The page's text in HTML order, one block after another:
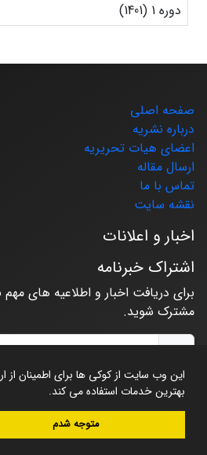
این وب سایت از کوکی ها برای اطمینان از
بهترین خدمات استفاده می کند.
متوجه شدم
دوره 1 (1401)
صفحه اصلی
درباره نشریه
اعضای هیات تحریریه
ارسال مقاله
تماس با ما
نقشه سایت
اخبار و اعلانات
اشتراک خبرنامه
برای دریافت اخبار و اطلاعیه های
مشترک شوید.
© سامانه مدیریت نشریات علمی.